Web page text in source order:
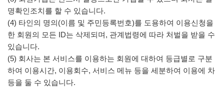
명확인조치를 할 수 있습니다.
(4) 타인의 명의(이름 및 주민등록번호)를 도용하여 이용신청을
한 회원의 모든 ID는 삭제되며, 관계법령에 따라 처벌을 받을 수
있습니다.
(5) 회사는 본 서비스를 이용하는 회원에 대하여 등급별로 구분
하여 이용시간, 이용회수, 서비스 메뉴 등을 세분하여 이용에 차
등을 둘 수 있습니다.